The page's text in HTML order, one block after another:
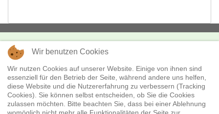
KONTAKT
missingFILMs
Boxhagener Str. 18
10245 Berlin
Telefon:+49 - (0)30 - 28 36 530
E-Mail:verleih@missingfilms.de
Wir benutzen Cookies
Wir nutzen Cookies auf unserer Website. Einige von ihnen sind
essenziell für den Betrieb der Seite, während andere uns helfen,
diese Website und die Nutzererfahrung zu verbessern (Tracking
Cookies). Sie können selbst entscheiden, ob Sie die Cookies
zulassen möchten. Bitte beachten Sie, dass bei einer Ablehnung